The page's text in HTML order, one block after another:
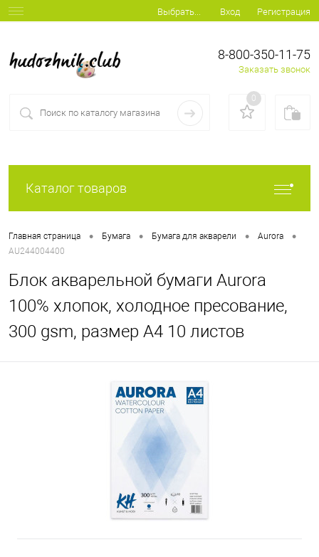
Выбрать... Вход Регистрация
8-800-350-11-75
Заказать звонок
0
Каталог товаров
Главная страница • Бумага • Бумага для акварели • Aurora •
AU244004400
Блок акварельной бумаги Aurora
100% хлопок, холодное пресование,
300 gsm, размер A4 10 листов